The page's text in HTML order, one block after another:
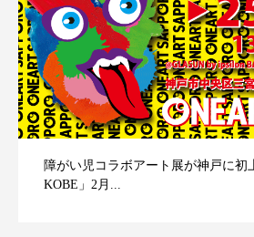
障がい児コラボアート展が神戸に初
KOBE」2月...